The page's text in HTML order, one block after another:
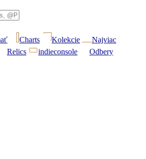
Charts Kolekcie
Najviac
Relics indieconsole Odbery